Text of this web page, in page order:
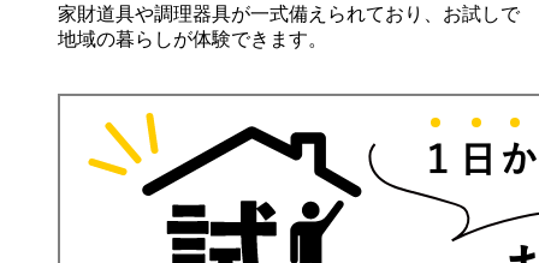
家財道具や調理器具が一式備えられており、お試しで
地域の暮らしが体験できます。